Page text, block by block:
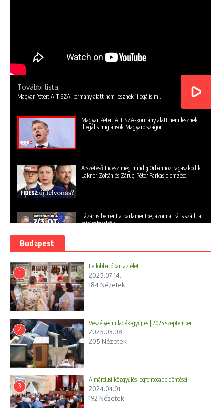
További lista
Magyar Péter: A TISZA-kormány alatt nem lesznek illegális migránsok Magyarországon
Magyar Péter: A TISZA-kormány alatt nem lesznek
illegális migránsok Magyarországon
A széteső Fidesz még mindig Orbánhoz ragaszkodik |
Lakner Zoltán és Zárug Péter Farkas elemzése
Lázár is bement a parlamentbe, azonnal rá is szállt a
miniszterelnök
Orbán Viktor - Európai Unió nagyon veszélyes
ösvényre lépett
Takács Péter helyes és jó, ha a betegek jobb ellátáshoz
jutnak és méltó körülmények között.
TB vagyon einstand
Budapest
1
Fellobbanóban az élet
2025.07.14.
184 Nézetek
2
Veszélyeshulladék-gyűjtés | 2025 szeptember
2025.08.08.
205 Nézetek
3
A márciusi közgyűlés legfontosabb döntései
2024.04.01.
192 Nézetek